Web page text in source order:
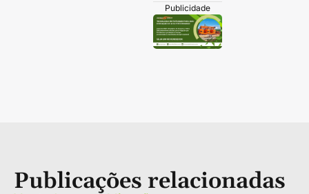
Publicidade
Publicações relacionadas